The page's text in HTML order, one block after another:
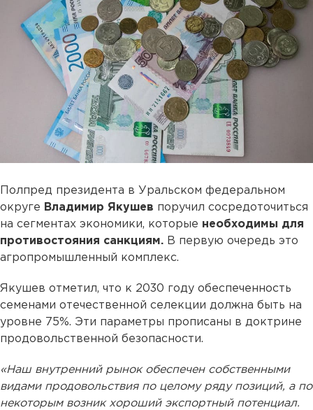
Полпред президента в Уральском федеральном
округе Владимир Якушев поручил сосредоточиться
на сегментах экономики, которые необходимы для
противостояния санкциям. В первую очередь это
агропромышленный комплекс.
Якушев отметил, что к 2030 году обеспеченность
семенами отечественной селекции должна быть на
уровне 75%. Эти параметры прописаны в доктрине
продовольственной безопасности.
«Наш внутренний рынок обеспечен собственными
видами продовольствия по целому ряду позиций, а по
некоторым возник хороший экспортный потенциал.